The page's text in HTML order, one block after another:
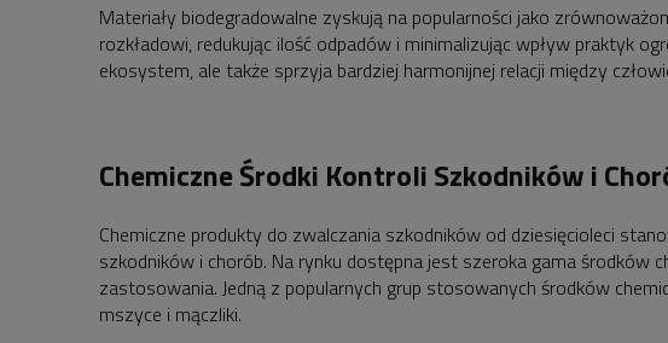
Materiały biodegradowalne zyskują na popularności jako
rozkładowi, redukując ilość odpadów i minimalizując wpływ praktyk
ekosystem, ale także sprzyja bardziej harmonijnej relacji między
Chemiczne Środki Kontroli Szkodników i
Chemiczne produkty do zwalczania szkodników od dziesięcioleci
szkodników i chorób. Na rynku dostępna jest szeroka gama środków
zastosowania. Jedną z popularnych grup stosowanych środków
mszyce i mączliki.